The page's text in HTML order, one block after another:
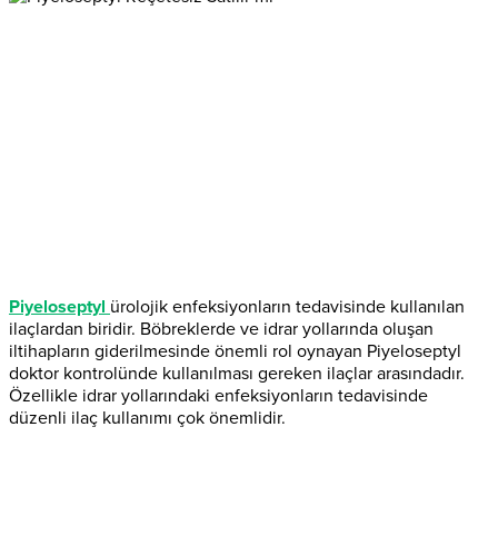
Piyeloseptyl ürolojik enfeksiyonların tedavisinde kullanılan
ilaçlardan biridir. Böbreklerde ve idrar yollarında oluşan
iltihapların giderilmesinde önemli rol oynayan Piyeloseptyl
doktor kontrolünde kullanılması gereken ilaçlar arasındadır.
Özellikle idrar yollarındaki enfeksiyonların tedavisinde
düzenli ilaç kullanımı çok önemlidir.